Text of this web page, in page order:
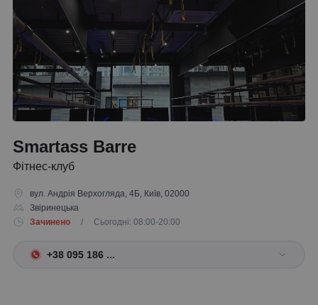
Smartass Barre
Фітнес-клуб
вул. Андрія Верхогляда, 4Б, Київ, 02000
Звіринецька
Зачинено
/ Сьогодні: 08:00-20:00
+38 095 186 ...